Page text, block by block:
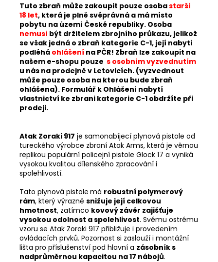
Tuto zbraň může zakoupit pouze osobastarší
18 let, která je plně svéprávná a má místo
pobytu na území České republiky. Osoba
nemusí být držitelem zbrojního průkazu, jelikož
se však jedná o zbraň kategorie C-1, její nabytí
podléhá ohlášení na PČR! Zbraň lze zakoupit na
našem e-shopu pouze s osobním vyzvednutím
u nás na prodejně v Letovicích. (vyzvednout
může pouze osoba na kterou bude zbraň
ohlášena). Formulář k Ohlášení nabytí
vlastnictví ke zbrani kategorie C-1 obdržíte při
prodeji.
Atak Zoraki 917 je samonabíjecí plynová pistole od
tureckého výrobce zbraní Atak Arms, která je věrnou
replikou populární policejní pistole Glock 17 a vyniká
vysokou kvalitou dílenského zpracování i
spolehlivostí.
Tato plynová pistole má robustní polymerový
rám, který výrazně snižuje její celkovou
hmotnost, zatímco kovový závěr zajišťuje
vysokou odolnost a spolehlivost. Svému ostrému
vzoru se Atak Zoraki 917 přibližuje i provedením
ovládacích prvků. Pozornost si zaslouží i montážní
lišta pro příslušenství pod hlavní a zásobník s
nadprůměrnou kapacitou na 17 nábojů.
DALEKOHLED
FOMEI
10X52
FOREMAN
PRO
XLD